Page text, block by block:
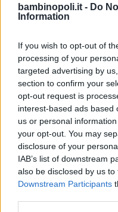
bambinopoli.it - Do
Information
If you wish to opt-out of
processing of your
targeted advertising by
section to confirm your
opt-out request is
interest-based ads based
us or personal
your opt-out. You may
disclosure of your
IAB’s list of downstream
also be disclosed by us
Downstream Participants
Baby